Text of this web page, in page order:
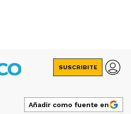
SUSCRIBITE
Añadir como fuente en